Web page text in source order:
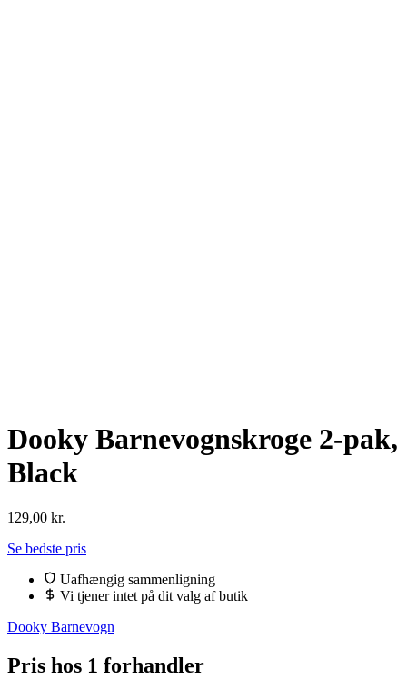
Dooky Barnevognskroge 2-pak,
Black
129,00 kr.
Se bedste pris
Uafhængig sammenligning
Vi tjener intet på dit valg af butik
Dooky Barnevogn
Pris hos 1 forhandler